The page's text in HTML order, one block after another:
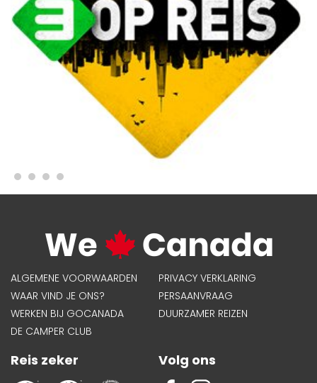
ALGEMENE VOORWAARDEN
PRIVACY VERKLARING
WAAR VIND JE ONS?
PERSAANVRAAG
WERKEN BIJ GOCANADA
DUURZAMER REIZEN
DE CAMPER CLUB
Reis zeker Volg ons